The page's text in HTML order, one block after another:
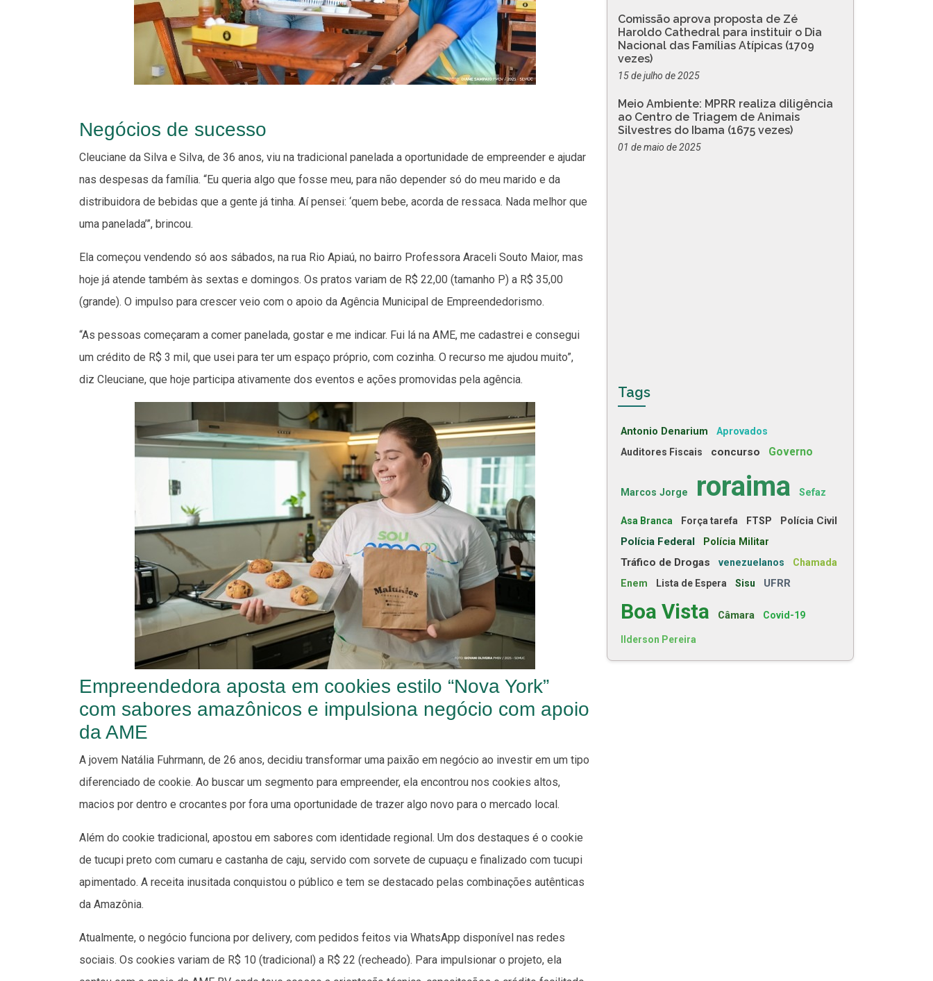
Negócios de sucesso
Cleuciane da Silva e Silva, de 36 anos, viu na tradicional panelada a oportunidade de empreender e ajudar
nas despesas da família. “Eu queria algo que fosse meu, para não depender só do meu marido e da
distribuidora de bebidas que a gente já tinha. Aí pensei: ‘quem bebe, acorda de ressaca. Nada melhor que
uma panelada’”, brincou.
Ela começou vendendo só aos sábados, na rua Rio Apiaú, no bairro Professora Araceli Souto Maior, mas
hoje já atende também às sextas e domingos. Os pratos variam de R$ 22,00 (tamanho P) a R$ 35,00
(grande). O impulso para crescer veio com o apoio da Agência Municipal de Empreendedorismo.
“As pessoas começaram a comer panelada, gostar e me indicar. Fui lá na AME, me cadastrei e consegui
um crédito de R$ 3 mil, que usei para ter um espaço próprio, com cozinha. O recurso me ajudou muito”,
diz Cleuciane, que hoje participa ativamente dos eventos e ações promovidas pela agência.
Empreendedora aposta em cookies estilo “Nova York”
com sabores amazônicos e impulsiona negócio com apoio
da AME
A jovem Natália Fuhrmann, de 26 anos, decidiu transformar uma paixão em negócio ao investir em um tipo
diferenciado de cookie. Ao buscar um segmento para empreender, ela encontrou nos cookies altos,
macios por dentro e crocantes por fora uma oportunidade de trazer algo novo para o mercado local.
Além do cookie tradicional, apostou em sabores com identidade regional. Um dos destaques é o cookie
de tucupi preto com cumaru e castanha de caju, servido com sorvete de cupuaçu e finalizado com tucupi
apimentado. A receita inusitada conquistou o público e tem se destacado pelas combinações autênticas
da Amazônia.
Atualmente, o negócio funciona por delivery, com pedidos feitos via WhatsApp disponível nas redes
sociais. Os cookies variam de R$ 10 (tradicional) a R$ 22 (recheado). Para impulsionar o projeto, ela
Comissão aprova proposta de Zé
Haroldo Cathedral para instituir o Dia
Nacional das Famílias Atípicas (1709
vezes)
15 de julho de 2025
Meio Ambiente: MPRR realiza diligência
ao Centro de Triagem de Animais
Silvestres do Ibama (1675 vezes)
01 de maio de 2025
Tags
Antonio Denarium Aprovados
Auditores Fiscais concurso Governo
Marcos Jorge roraima Sefaz
Asa Branca Força tarefa FTSP
Polícia Civil
Polícia Federal
Polícia Militar
Tráfico de Drogas venezuelanos
Chamada
Enem
Lista de Espera Sisu UFRR
Boa Vista Câmara Covid-19
Ilderson Pereira